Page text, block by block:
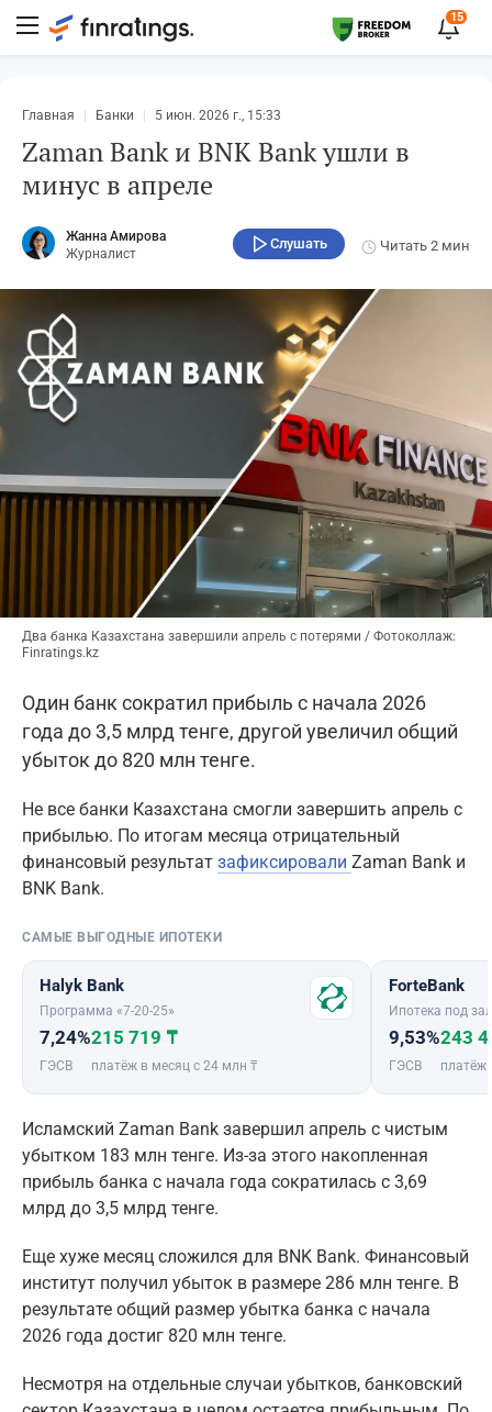
15
Главная Банки 5 июн. 2026 г., 15:33
Zaman Bank и BNK Bank ушли в
минус в апреле
Жанна Амирова
Журналист
Слушать Читать 2 мин
Два банка Казахстана завершили апрель с потерями / Фотоколлаж:
Finratings.kz
Один банк сократил прибыль с начала 2026
года до 3,5 млрд тенге, другой увеличил общий
убыток до 820 млн тенге.
Не все банки Казахстана смогли завершить апрель с
прибылью. По итогам месяца отрицательный
финансовый результат зафиксировали Zaman Bank и
BNK Bank.
САМЫЕ ВЫГОДНЫЕ ИПОТЕКИ
Halyk Bank
Программа «7-20-25»
7,24%
ГЭСВ
215 719 ₸
платёж в месяц с 24 млн ₸
ForteBank
Ипотека под
9,53%
ГЭСВ
243
платёж
Исламский Zaman Bank завершил апрель с чистым
убытком 183 млн тенге. Из-за этого накопленная
прибыль банка с начала года сократилась с 3,69
млрд до 3,5 млрд тенге.
Еще хуже месяц сложился для BNK Bank. Финансовый
институт получил убыток в размере 286 млн тенге. В
результате общий размер убытка банка с начала
2026 года достиг 820 млн тенге.
Несмотря на отдельные случаи убытков, банковский